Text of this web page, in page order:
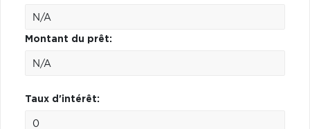
Montant du prêt:
Taux d'intérêt: